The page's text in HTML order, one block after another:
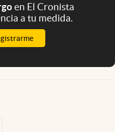
en El Cronista
a tu medida.